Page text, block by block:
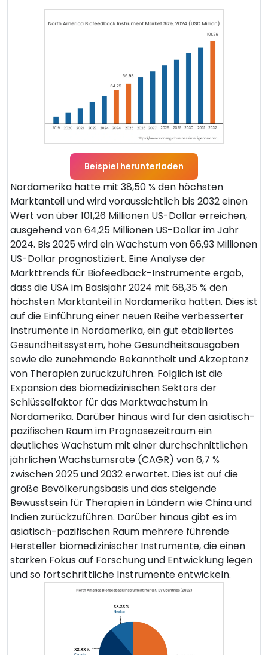
Beispiel herunterladen
Nordamerika hatte mit 38,50 % den höchsten
Marktanteil und wird voraussichtlich bis 2032 einen
Wert von über 101,26 Millionen US-Dollar erreichen,
ausgehend von 64,25 Millionen US-Dollar im Jahr
2024. Bis 2025 wird ein Wachstum von 66,93 Millionen
US-Dollar prognostiziert. Eine Analyse der
Markttrends für Biofeedback-Instrumente ergab,
dass die USA im Basisjahr 2024 mit 68,35 % den
höchsten Marktanteil in Nordamerika hatten. Dies ist
auf die Einführung einer neuen Reihe verbesserter
Instrumente in Nordamerika, ein gut etabliertes
Gesundheitssystem, hohe Gesundheitsausgaben
sowie die zunehmende Bekanntheit und Akzeptanz
von Therapien zurückzuführen. Folglich ist die
Expansion des biomedizinischen Sektors der
Schlüsselfaktor für das Marktwachstum in
Nordamerika. Darüber hinaus wird für den asiatisch-
pazifischen Raum im Prognosezeitraum ein
deutliches Wachstum mit einer durchschnittlichen
jährlichen Wachstumsrate (CAGR) von 6,7 %
zwischen 2025 und 2032 erwartet. Dies ist auf die
große Bevölkerungsbasis und das steigende
Bewusstsein für Therapien in Ländern wie China und
Indien zurückzuführen. Darüber hinaus gibt es im
asiatisch-pazifischen Raum mehrere führende
Hersteller biomedizinischer Instrumente, die einen
starken Fokus auf Forschung und Entwicklung legen
und so fortschrittliche Instrumente entwickeln.